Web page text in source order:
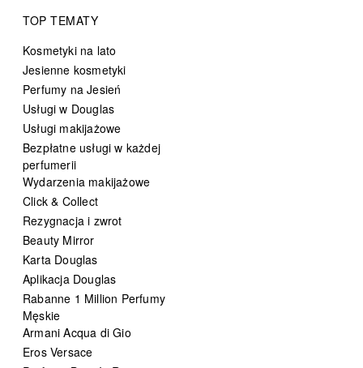
TOP TEMATY
Kosmetyki na lato
Jesienne kosmetyki
Perfumy na Jesień
Usługi w Douglas
Usługi makijażowe
Bezpłatne usługi w każdej
perfumerii
Wydarzenia makijażowe
Click & Collect
Rezygnacja i zwrot
Beauty Mirror
Karta Douglas
Aplikacja Douglas
Rabanne 1 Million Perfumy
Męskie
Armani Acqua di Gio
Eros Versace